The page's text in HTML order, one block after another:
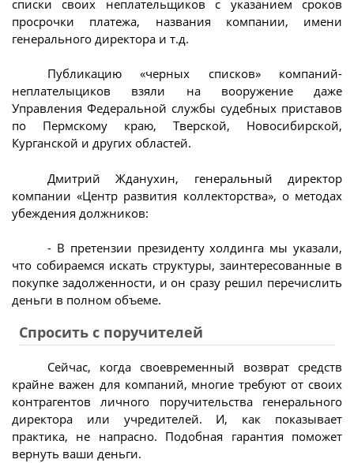
списки своих неплательщиков с указанием сроков
просрочки платежа, названия компании, имени
генерального директора и т.д.
Публикацию «черных списков» компаний-
неплателыциков взяли на вооружение даже
Управления Федеральной службы судебных приставов
по Пермскому краю, Тверской, Новосибирской,
Курганской и других областей.
Дмитрий Жданухин, генеральный директор
компании «Центр развития коллекторства», о методах
убеждения должников:
- В претензии президенту холдинга мы указали,
что собираемся искать структуры, заинтересованные в
покупке задолженности, и он сразу решил перечислить
деньги в полном объеме.
Спросить с поручителей
Сейчас, когда своевременный возврат средств
крайне важен для компаний, многие требуют от своих
контрагентов личного поручительства генерального
директора или учредителей. И, как показывает
практика, не напрасно. Подобная гарантия поможет
вернуть ваши деньги.